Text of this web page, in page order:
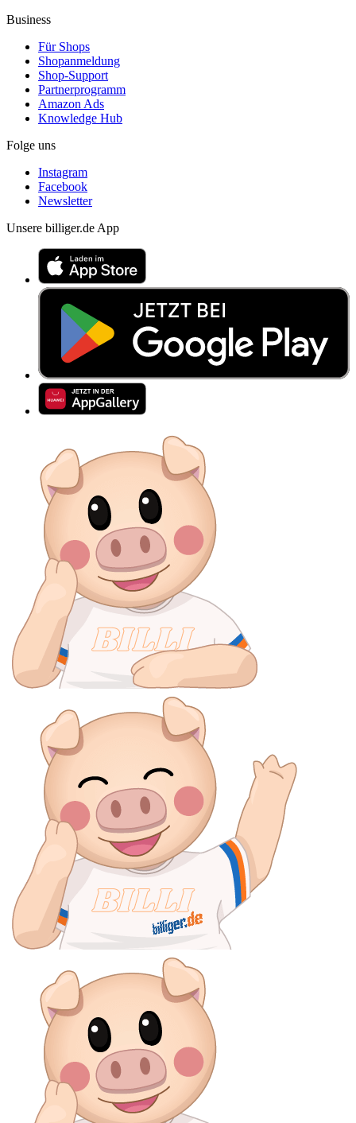
Business
Für Shops
Shopanmeldung
Shop-Support
Partnerprogramm
Amazon Ads
Knowledge Hub
Folge uns
Instagram
Facebook
Newsletter
Unsere billiger.de App